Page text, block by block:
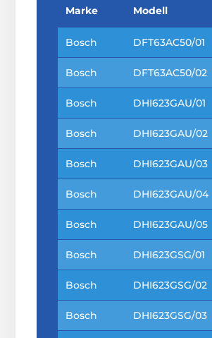
C
H
Marke Modell
Bosch DFT63AC50/01
Bosch DFT63AC50/02
Bosch DHI623GAU/01
Bosch DHI623GAU/02
Bosch DHI623GAU/03
Bosch DHI623GAU/04
Bosch DHI623GAU/05
Bosch DHI623GSG/01
Bosch DHI623GSG/02
Bosch DHI623GSG/03